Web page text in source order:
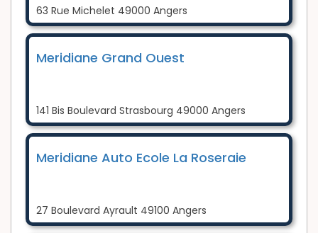
63 Rue Michelet 49000 Angers
Meridiane Grand Ouest
141 Bis Boulevard Strasbourg 49000 Angers
Meridiane Auto Ecole La Roseraie
27 Boulevard Ayrault 49100 Angers